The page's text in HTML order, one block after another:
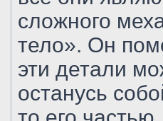
сложного
тело». Он
эти детали
останусь